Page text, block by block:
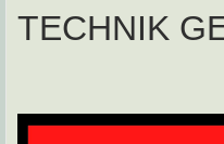
TECHNIK